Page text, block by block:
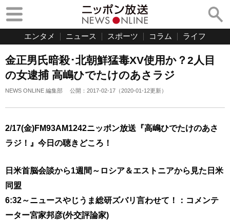
エンタメ ニュース スポーツ コラム ライフ
金正男氏暗殺･北朝鮮猛毒XV使用か？2人目
の女逮捕 高嶋ひでたけのあさラジ
NEWS ONLINE 編集部 公開： 2017-02-17 （2020-01-12更新）
2/17(金)FM93AM1242ニッポン放送『高嶋ひでたけのあさ
ラジ！』今日の聴きどころ！
日米首脳会談から1週間～ロシア＆エストニアから見た日米
同盟
6:32～ニュースやじうま総研ズバリ言わせて！：コメンテ
ーター宮家邦彦(外交評論家)